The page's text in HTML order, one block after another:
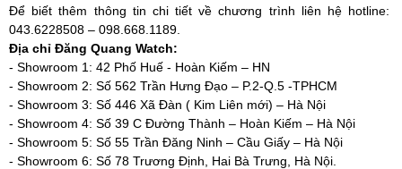
Để biết thêm thông tin chi tiết về chương trình liên hệ hotline:
043.6228508 – 098.668.1189.
Địa chỉ Đăng Quang Watch:
- Showroom 1: 42 Phố Huế - Hoàn Kiếm – HN
- Showroom 2: Số 562 Trần Hưng Đạo – P.2-Q.5 -TPHCM
- Showroom 3: Số 446 Xã Đàn ( Kim Liên mới) – Hà Nội
- Showroom 4: Số 39 C Đường Thành – Hoàn Kiếm – Hà Nội
- Showroom 5: Số 55 Trần Đăng Ninh – Cầu Giấy – Hà Nội
- Showroom 6: Số 78 Trương Định, Hai Bà Trưng, Hà Nội.